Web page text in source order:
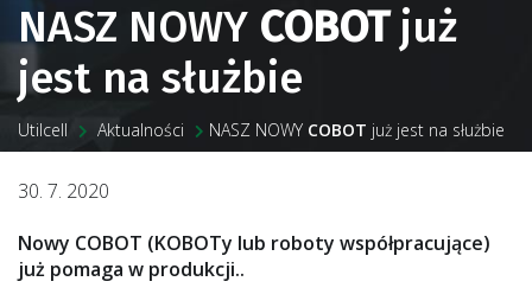
NASZ NOWY COBOTjuż
jest na służbie
Utilcell Aktualności NASZ NOWY COBOT już jest na służbie
30. 7. 2020
Nowy COBOT (KOBOTy lub roboty współpracujące)
już pomaga w produkcji..